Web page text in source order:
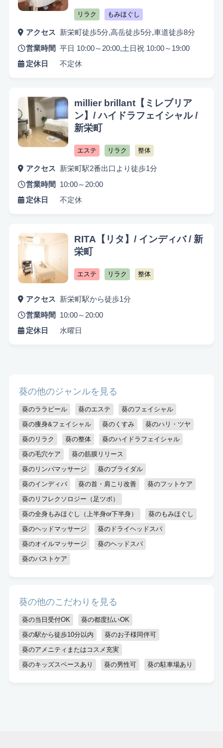
リラク もみほぐし
アクセス
新栄町徒歩5分,高岳徒歩5分,車道徒歩8分
営業時間
平日 10:00～20:00,土日祝 10:00～19:00
定休日
不定休
millier brillant【ミレブリア
ン】/ ハイドラフェイシャル /
新栄町
エステ リラク 整体
アクセス
新栄町駅2番出口より徒歩1分
営業時間
10:00～20:00
定休日
不定休
RITA【リタ】/ インディバ / 新
栄町
エステ リラク 整体
アクセス
新栄町駅から徒歩1分
営業時間
10:00～20:00
定休日
水曜日
葵の他のジャンルを見る
葵のララピール 葵のエステ
葵のフェイシャル
葵の痩身&フェイシャル
葵のくすみ
葵のハリ・ツヤ
葵のリラク
葵の整体
葵のハイドラフェイシャル
葵の毛穴ケア
葵の筋膜リリース
葵のリンパマッサージ
葵のブライダル
葵のインディバ
葵の首・肩こり改善
葵のフットケア
葵のリフレクソロジー（足ツボ）
葵の全身もみほぐし（上半身or下半身）
葵のもみほぐし
葵のヘッドマッサージ
葵のドライヘッドスパ
葵のオイルマッサージ
葵のヘッドスパ
葵のバストケア
葵の他のこだわりを見る
葵の当日受付OK
葵の都度払いOK
葵の駅から徒歩10分以内
葵のお子様同伴可
葵のアメニティまたはコスメ充実
葵のキッズスペースあり
葵の男性可 葵の駐車場あり